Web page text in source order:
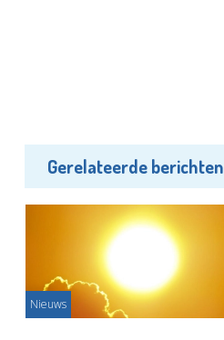
Gerelateerde berichten
Nieuws